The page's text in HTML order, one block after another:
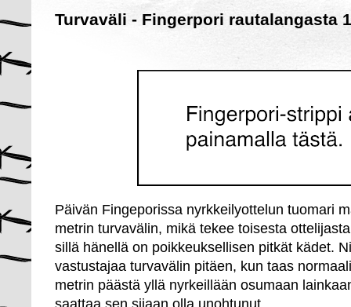
Turvaväli - Fingerpori rautalangasta
Päivän Fingeporissa nyrkkeilyottelun tuomari
metrin turvavälin, mikä tekee toisesta
sillä hänellä on poikkeuksellisen pitkät kädet.
vastustajaa turvavälin pitäen, kun taas
metrin päästä yllä nyrkeillään osumaan
saattaa sen sijaan olla unohtunut.